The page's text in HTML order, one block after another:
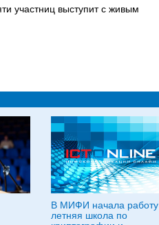
участниц выступит с живым
В МИФИ начала работу
летняя школа по